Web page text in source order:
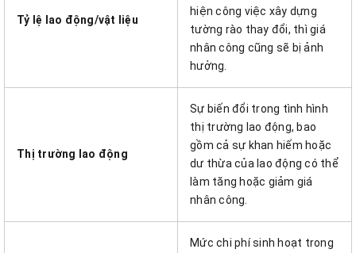
Tỷ lệ lao động/vật liệu
hiện công việc xây dựng
tường rào thay đổi, thì giá
nhân công cũng sẽ bị ảnh
hưởng.
Thị trường lao động
Sự biến đổi trong tình hình
thị trường lao động, bao
gồm cả sự khan hiếm hoặc
dư thừa của lao động có thể
làm tăng hoặc giảm giá
nhân công.
Mức chi phí sinh hoạt trong